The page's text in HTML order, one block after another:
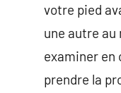
votre pied
une autre au
examiner en
prendre la